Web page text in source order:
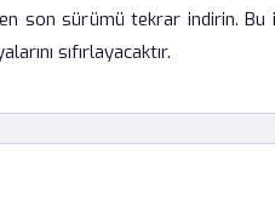
son sürümü tekrar indirin. Bu
sıfırlayacaktır.